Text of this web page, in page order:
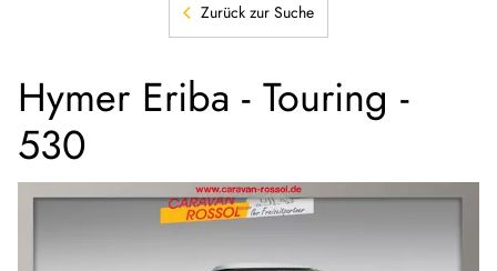
Zurück zur Suche
Hymer Eriba - Touring -
530